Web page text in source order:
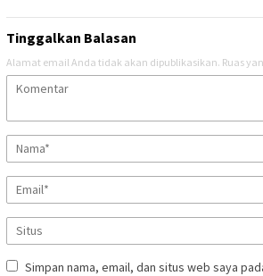
Tinggalkan Balasan
Alamat email Anda tidak akan dipublikasikan. Ruas
Simpan nama, email, dan situs web saya